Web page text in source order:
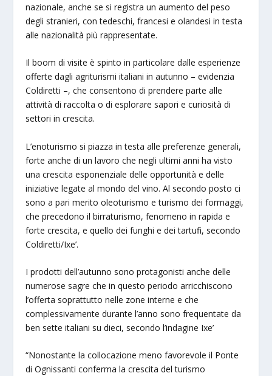
nazionale, anche se si registra un aumento del peso
degli stranieri, con tedeschi, francesi e olandesi in testa
alle nazionalità più rappresentate.
Il boom di visite è spinto in particolare dalle esperienze
offerte dagli agriturismi italiani in autunno – evidenzia
Coldiretti –, che consentono di prendere parte alle
attività di raccolta o di esplorare sapori e curiosità di
settori in crescita.
L’enoturismo si piazza in testa alle preferenze generali,
forte anche di un lavoro che negli ultimi anni ha visto
una crescita esponenziale delle opportunità e delle
iniziative legate al mondo del vino. Al secondo posto ci
sono a pari merito oleoturismo e turismo dei formaggi,
che precedono il birraturismo, fenomeno in rapida e
forte crescita, e quello dei funghi e dei tartufi, secondo
Coldiretti/Ixe’.
I prodotti dell’autunno sono protagonisti anche delle
numerose sagre che in questo periodo arricchiscono
l’offerta soprattutto nelle zone interne e che
complessivamente durante l’anno sono frequentate da
ben sette italiani su dieci, secondo l’indagine Ixe’
“Nonostante la collocazione meno favorevole il Ponte
di Ognissanti conferma la crescita del turismo